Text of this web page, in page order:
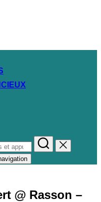
@ Rasson –